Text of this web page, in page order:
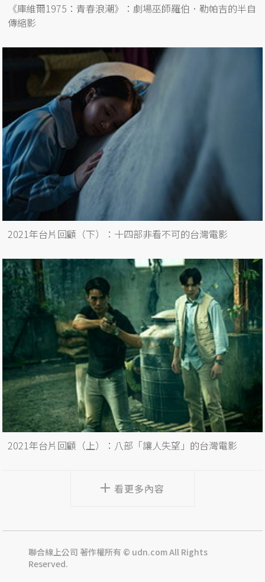
《庫維爾1975：青春浪潮》：劇場巫師羅伯．勒帕吉的半自
傳縮影
2021年台片回顧（下）：十四部非看不可的台灣電影
2021年台片回顧（上）：八部「讓人失望」的台灣電影
看更多內容
聯合線上公司 著作權所有 © udn.com All Rights
Reserved.